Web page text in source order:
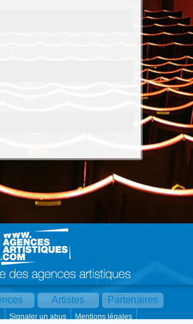
Artistes Partenaires
Signaler un abus Mentions légales